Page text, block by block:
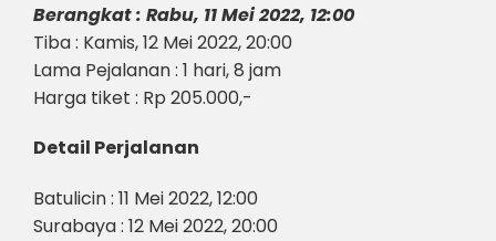
Berangkat : Rabu, 11 Mei 2022, 12:00
Tiba : Kamis, 12 Mei 2022, 20:00
Lama Pejalanan : 1 hari, 8 jam
Harga tiket : Rp 205.000,-
Detail Perjalanan
Batulicin : 11 Mei 2022, 12:00
Surabaya : 12 Mei 2022, 20:00